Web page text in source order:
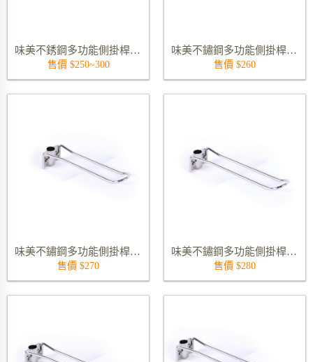
味美不銹鋼多功能側掛桿15~30公分
售價 $250~300
味美不鏽鋼多功能側掛桿 (不含管) 8315S-180
售價 $260
味美不鏽鋼多功能側掛桿 (不含管) 8315S-210
售價 $270
味美不鏽鋼多功能側掛桿 (不含管) 8315S-240
售價 $280